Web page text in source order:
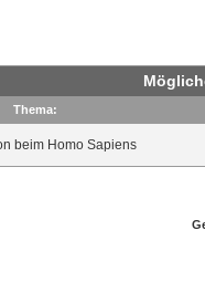
Thema:
beim Homo Sapiens